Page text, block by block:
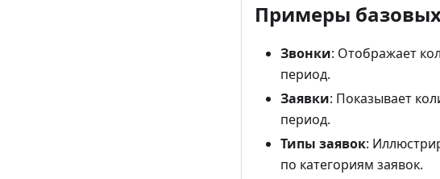
Примеры
Звонки: Отображает
период.
Заявки: Показывает
период.
Типы заявок:
по категориям заявок.